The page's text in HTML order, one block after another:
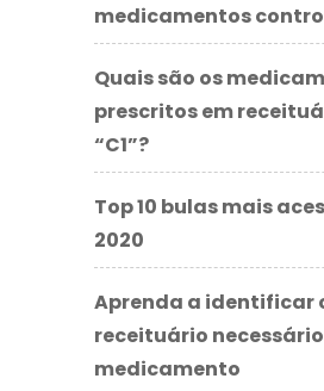
medicamentos
Quais são os
prescritos em
“C1”?
Top 10 bulas mais
2020
Aprenda a identificar
receituário
medicamento